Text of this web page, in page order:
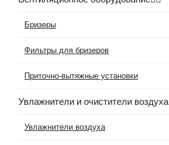
Бризеры
Фильтры для бризеров
Приточно-вытяжные установки
Увлажнители и очистители воздуха
Увлажнители воздуха